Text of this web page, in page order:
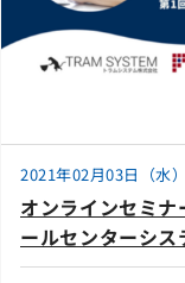
2021年02月03日（水
オンラインセミ
ールセンターシ
（水）開催